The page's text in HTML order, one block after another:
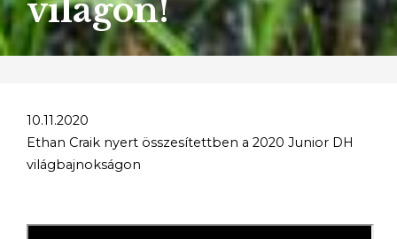
világon!
10.11.2020
Ethan Craik nyert összesítettben a 2020 Junior DH
világbajnokságon